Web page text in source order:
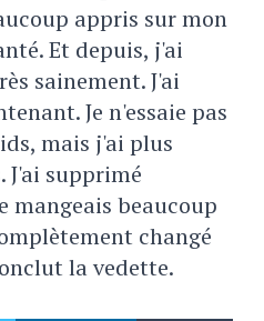
appris sur mon
Et depuis, j'ai
sainement. J'ai
Je n'essaie pas
mais j'ai plus
J'ai supprimé
mangeais beaucoup
changé
la vedette.